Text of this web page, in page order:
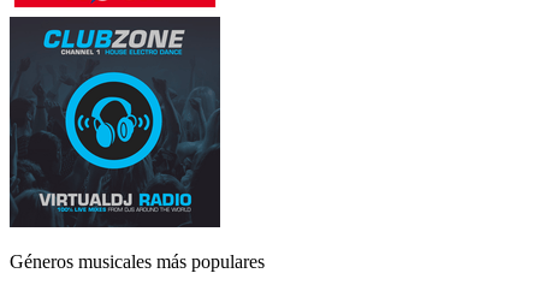
Géneros musicales más populares